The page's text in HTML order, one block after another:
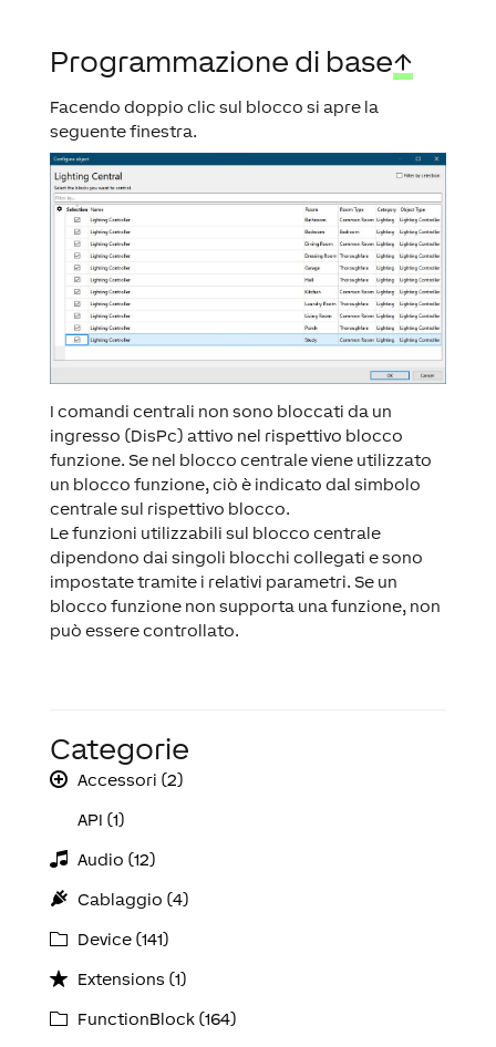
Programmazione di base↑
Facendo doppio clic sul blocco si apre la
seguente finestra.
I comandi centrali non sono bloccati da un
ingresso (DisPc) attivo nel rispettivo blocco
funzione. Se nel blocco centrale viene utilizzato
un blocco funzione, ciò è indicato dal simbolo
centrale sul rispettivo blocco.
Le funzioni utilizzabili sul blocco centrale
dipendono dai singoli blocchi collegati e sono
impostate tramite i relativi parametri. Se un
blocco funzione non supporta una funzione, non
può essere controllato.
Categorie
Accessori (2)
API (1)
Audio (12)
Cablaggio (4)
Device (141)
Extensions (1)
FunctionBlock (164)